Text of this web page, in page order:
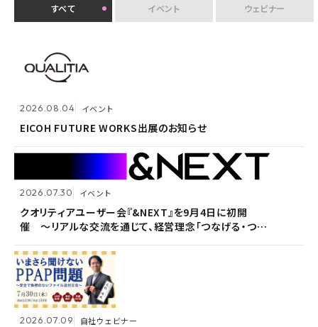
すべて イベント ウェビナー
2026.08.04 イベント
EICOH FUTURE WORKS出展のお知らせ
2026.07.30 イベント
クオリティアユーザー会『&NEXT』を9月4日に初開
催 〜リアルな交流を通じて、経営理念「つなげる・つな
2026.07.09 自社ウェビナー
2026.08.04 イベント
EICOH FUTURE WORKS出展のお知らせ
2026.07.30 イベント
クオリティアユーザー会『&NEXT』を9月4日に初開
催 〜リアルな交流を通じて、経営理念「つなげる・つな
2026.07.09 自社ウェビナー
2026.07.30
クオリティアユーザー会『&NEXT』を9月4日に初開
催 〜リアルな交流を通じて、経営理念「つなげる・つな
がる想いを未来へつなぐ」を体現〜
2026.07.09 自社ウェビナー
<7/30 ウェビナー開催>いまさら聞けないPPAP問題～